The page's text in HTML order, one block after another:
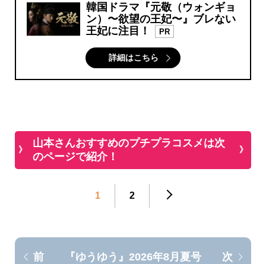
韓国ドラマ『元敬（ウォンギョ
ン）〜欲望の王妃〜』ブレない
王妃に注目！
PR
詳細はこちら
山本さんおすすめのプチプラコスメは次
のページで紹介！
1 2
前 『ゆうゆう』2026年8月夏号 次